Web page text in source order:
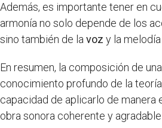
Además, es importante tener en
armonía no solo depende de los
sino también de la voz y la
En resumen, la composición de
conocimiento profundo de la
capacidad de aplicarlo de manera
obra sonora coherente y agradable